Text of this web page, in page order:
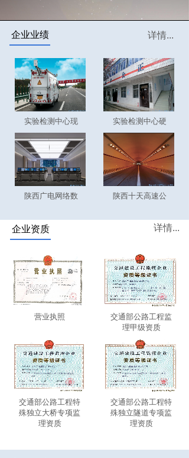
详情...
企业业绩
实验检测中心现 实验检测中心硬
陕西广电网络数 陕西十天高速公
详情...
企业资质
营业执照
交通部公路工程监
理甲级资质
交通部公路工程特
殊独立大桥专项监
理资质
交通部公路工程特
殊独立隧道专项监
理资质